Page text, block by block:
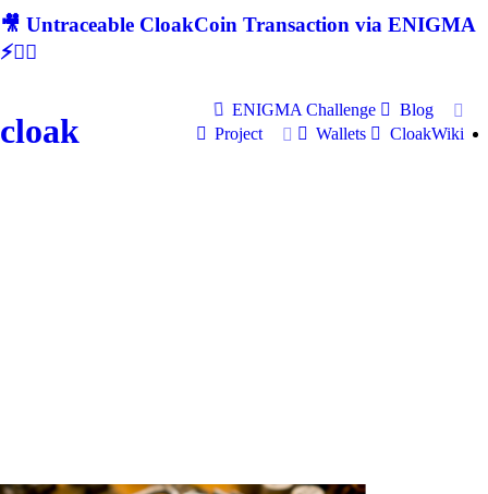
🎥 Untraceable CloakCoin Transaction via ENIGMA
⚡🕵‍♂
cloak
ENIGMA Challenge
Blog
Project
Wallets CloakWiki